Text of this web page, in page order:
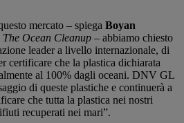
mercato – spiega Boyan
Ocean Cleanup – abbiamo chiesto
leader a livello internazionale, di
certificare che la plastica dichiarata
al 100% dagli oceani. DNV GL
di queste plastiche e continuerà a
che tutta la plastica nei nostri
recuperati nei mari”.